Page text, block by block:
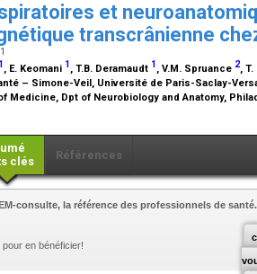
et
transcrânienne
1 , E. Keomani 1 , T.B. Deramaudt 1 , V.M. Spruance 2,
– Simone-Veil, Université de Paris-Saclay-
Medicine, Dpt of Neurobiology and Anatomy,
clés
Références
consulte, la référence des professionnels de santé.
en bénéficier!